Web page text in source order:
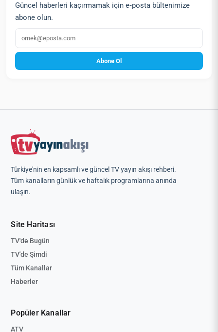
Güncel haberleri kaçırmamak için e‑posta bültenimize
abone olun.
E‑posta
Abone Ol
Türkiye'nin en kapsamlı ve güncel TV yayın akışı rehberi.
Tüm kanalların günlük ve haftalık programlarına anında
ulaşın.
Site Haritası
TV'de Bugün
TV'de Şimdi
Tüm Kanallar
Haberler
Popüler Kanallar
ATV